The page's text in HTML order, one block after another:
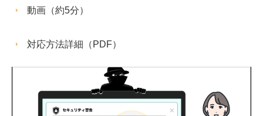
動画（約5分）
対応方法詳細（PDF）